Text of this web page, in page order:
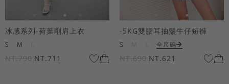
冰感系列-荷葉削肩上衣
S M
NT.790 NT.711
-5KG雙腰耳抽鬚牛仔短褲
S 全尺碼
NT.690 NT.621